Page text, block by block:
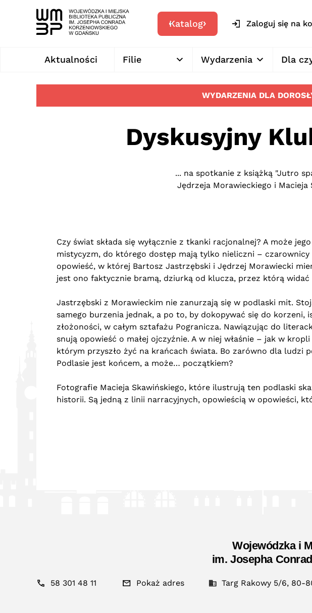
Katalog Zaloguj się na
Aktualności Filie Wydarzenia Dla
WYDARZENIA DLA
Dyskusyjny
... na spotkanie z książką "Jutro
Jędrzeja Morawieckiego i Macieja
Czy świat składa się wyłącznie z tkanki racjonalnej? A może
mistycyzm, do którego dostęp mają tylko nieliczni –
opowieść, w której Bartosz Jastrzębski i Jędrzej Morawiecki
jest ono faktycznie bramą, dziurką od klucza, przez którą widać
Jastrzębski z Morawieckim nie zanurzają się w podlaski mit.
samego burzenia jednak, a po to, by dokopywać się do korzeni,
złożoności, w całym sztafażu Pogranicza. Nawiązując do
snują opowieść o małej ojczyźnie. A w niej właśnie – jak w
którym przyszło żyć na krańcach świata. Bo zarówno dla ludzi
Podlasie jest końcem, a może… początkiem?
Fotografie Macieja Skawińskiego, które ilustrują ten podlaski
historii. Są jedną z linii narracyjnych, opowieścią w opowieści,
Wojewódzka i
im. Josepha
58 301 48 11 Pokaż adres Targ Rakowy 5/6, 80-